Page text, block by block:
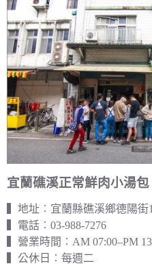
宜蘭礁溪正常鮮肉小湯
▍地址︰宜蘭縣礁溪鄉德陽街
▍電話︰03-988-7276
▍營業時間︰AM 07:00–PM
▍公休日︰每週二